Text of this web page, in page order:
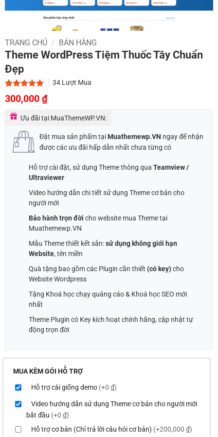
TRANG CHỦ / BÁN HÀNG
Theme WordPress Tiệm Thuốc Tây Chuẩn
Đẹp
5.00trên 5
dựa trên
2
đánh giá
34Lượt Mua
Giá
gốc
là:
1,000,000 ₫.
300,000 ₫Giá
tại
là:
300,000 ₫.
Ưu đãi tại MuaThemeWP.VN:
Đặt mua sản phẩm tại Muathemewp.VN ngay để nhận
được các ưu đãi hấp dẫn nhất chưa từng có
Hỗ trợ cài đặt, sử dụng Theme thông qua Teamview /
Ultraviewer
Video hướng dẫn chi tiết sử dụng Theme cơ bản cho
người mới
Bảo hành trọn đời cho website mua Theme tại
Muathemewp.VN
Mẫu Theme thiết kết sẵn:sử dụng không giới hạn
Website, tên miền
Quà tặng bao gồm các Plugin cần thiết (có key)cho
Website Wordpress
Tặng Khoá học chạy quảng cáo & Khoá học SEO mới
nhất
Theme Plugin có Key kích hoạt chính hãng, cập nhật tự
động trọn đời
MUA KÈM GÓI HỖ TRỢ
Hỗ trợ cài giống demo (+0 ₫)
Video hướng dẫn sử dụng Theme cơ bản cho người mới
bắt đầu (+0 ₫)
Hỗ trợ cơ bản (Chỉ trả lời câu hỏi cơ bản) (+200,000 ₫)